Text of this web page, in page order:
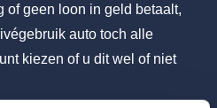
of geen loon in geld betaalt,
auto toch alle
kiezen of u dit wel of niet